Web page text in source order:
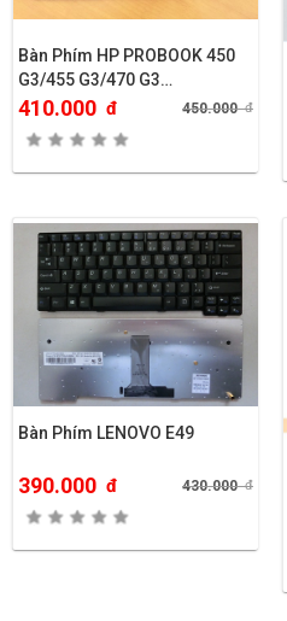
Bàn Phím HP PROBOOK 450
G3/455 G3/470 G3…
410.000 đ 450.000đ
Bàn Phím LENOVO E49
390.000 đ 430.000đ